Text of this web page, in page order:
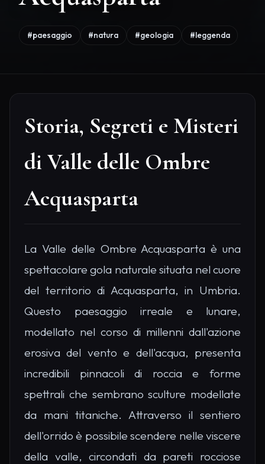
#paesaggio #natura #geologia #leggenda
Storia, Segreti e Misteri
di Valle delle Ombre
Acquasparta
La Valle delle Ombre Acquasparta è una
spettacolare gola naturale situata nel cuore
del territorio di Acquasparta, in Umbria.
Questo paesaggio irreale e lunare,
modellato nel corso di millenni dall'azione
erosiva del vento e dell'acqua, presenta
incredibili pinnacoli di roccia e forme
spettrali che sembrano sculture modellate
da mani titaniche. Attraverso il sentiero
dell'orrido è possibile scendere nelle viscere
della valle, circondati da pareti rocciose